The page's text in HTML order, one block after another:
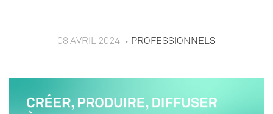
08 AVRIL 2024 PROFESSIONNELS